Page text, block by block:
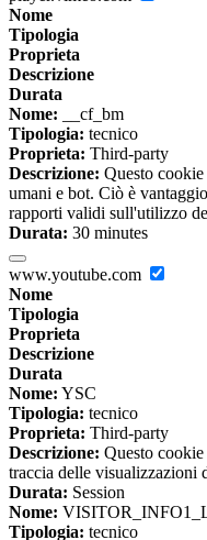
Nome
Tipologia
Proprieta
Descrizione
Durata
Nome: __cf_bm
Tipologia: tecnico
Proprieta: Third-party
Descrizione: Questo
umani e bot. Ciò è
rapporti validi sull'utilizzo
Durata: 30 minutes
www.youtube.com
Nome
Tipologia
Proprieta
Descrizione
Durata
Nome: YSC
Tipologia: tecnico
Proprieta: Third-party
Descrizione: Questo cookie
traccia delle visualizzazioni
Durata: Session
Nome:
Tipologia: tecnico